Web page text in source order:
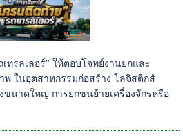
ทรลเลอร์" ให้ตอบโจทย์งานยกและ
พ ในอุตสาหกรรมก่อสร้าง โลจิสติกส์
ขนาดใหญ่ การยกขนย้ายเครื่องจักรหรือ